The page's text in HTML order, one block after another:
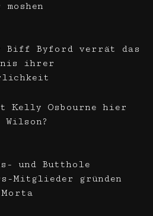
moshen
Biff Byford verrät das
ihrer
Kelly Osbourne hier
Wilson?
und Butthole
Mitglieder gründen